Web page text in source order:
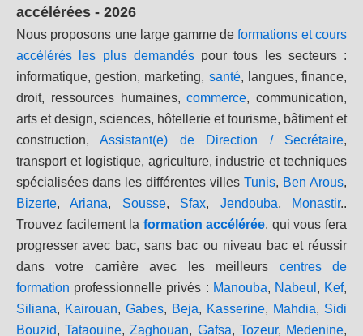
accélérées - 2026
Nous proposons une large gamme deformations et cours
accélérés les plus demandéspour tous les secteurs :
informatique, gestion, marketing, santé, langues, finance,
droit, ressources humaines,commerce, communication,
arts et design, sciences, hôtellerie et tourisme, bâtiment et
construction,Assistant(e) de Direction / Secrétaire,
transport et logistique, agriculture, industrie et techniques
spécialisées dans les différentes villes Tunis, Ben Arous,
Bizerte,Ariana, Sousse, Sfax, Jendouba, Monastir..
Trouvez facilement la formation accélérée, qui vous fera
progresser avec bac, sans bac ou niveau bac et réussir
dans votre carrière avec les meilleurs centres de
formation professionnelle privés : Manouba, Nabeul , Kef,
Siliana, Kairouan, Gabes, Beja, Kasserine, Mahdia, Sidi
Bouzid,Tataouine,Zaghouan, Gafsa, Tozeur, Medenine,